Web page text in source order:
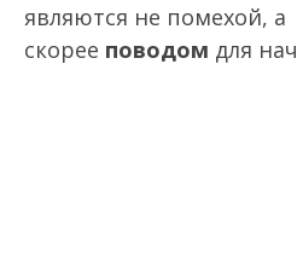
являются не помехой, а
скорее поводом для